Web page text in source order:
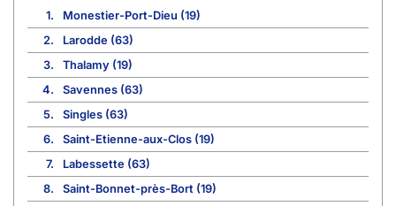
1.
Monestier-Port-Dieu (19)
2.
Larodde (63)
3.
Thalamy (19)
4.
Savennes (63)
5.
Singles (63)
6.
Saint-Etienne-aux-Clos (19)
7.
Labessette (63)
8.
Saint-Bonnet-près-Bort (19)